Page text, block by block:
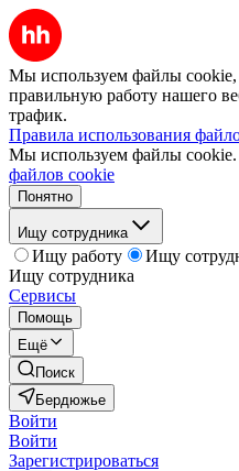
Мы используем файлы cookie,
правильную работу нашего
трафик.
Правила использования
Мы используем файлы cookie.
файлов cookie
Понятно
Ищу сотрудника
Ищу работу
Ищу
Ищу сотрудника
Сервисы
Помощь
Ещё
Поиск
Бердюжье
Войти
Войти
Зарегистрироваться